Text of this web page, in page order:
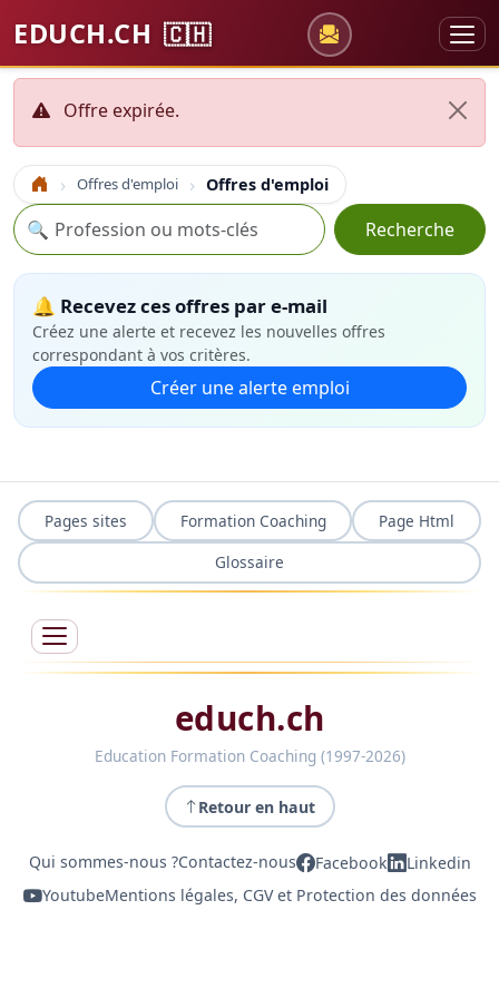
EDUCH.CH 🇨🇭
Offre expirée.
Accueil Offres d'emploi Offres d'emploi
Recherche
🔍 Recherche
🔔 Recevez ces offres par e-mail
Créez une alerte et recevez les nouvelles offres
correspondant à vos critères.
Créer une alerte emploi
Pages sites Formation Coaching
Page Html
Glossaire
educh.ch
Education Formation Coaching (1997-2026)
Retour en haut
Qui sommes-nous ?Contactez-nous Facebook
Linkedin
YoutubeMentions légales, CGV et Protection des données